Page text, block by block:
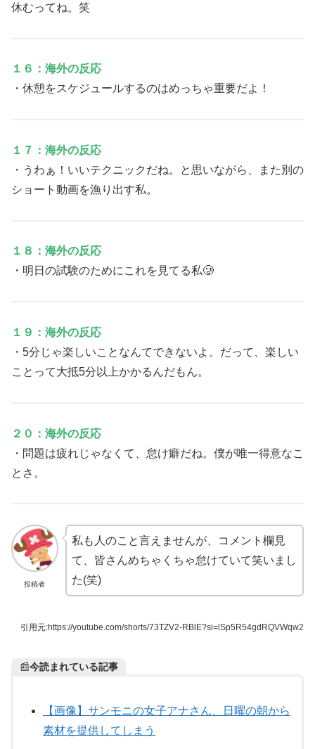
休むってね。笑
１６：海外の反応
・休憩をスケジュールするのはめっちゃ重要だよ！
１７：海外の反応
・うわぁ！いいテクニックだね。と思いながら、また別の
ショート動画を漁り出す私。
１８：海外の反応
・明日の試験のためにこれを見てる私🥲
１９：海外の反応
・5分じゃ楽しいことなんてできないよ。だって、楽しい
ことって大抵5分以上かかるんだもん。
２０：海外の反応
・問題は疲れじゃなくて、怠け癖だね。僕が唯一得意なこ
とさ。
投稿者
私も人のこと言えませんが、コメント欄見
て、皆さんめちゃくちゃ怠けていて笑いまし
た(笑)
引用元:https://youtube.com/shorts/73TZV2-RBlE?si=lSp5R54gdRQVWqw2
📰今読まれている記事
【画像】サンモニの女子アナさん、日曜の朝から
素材を提供してしまう